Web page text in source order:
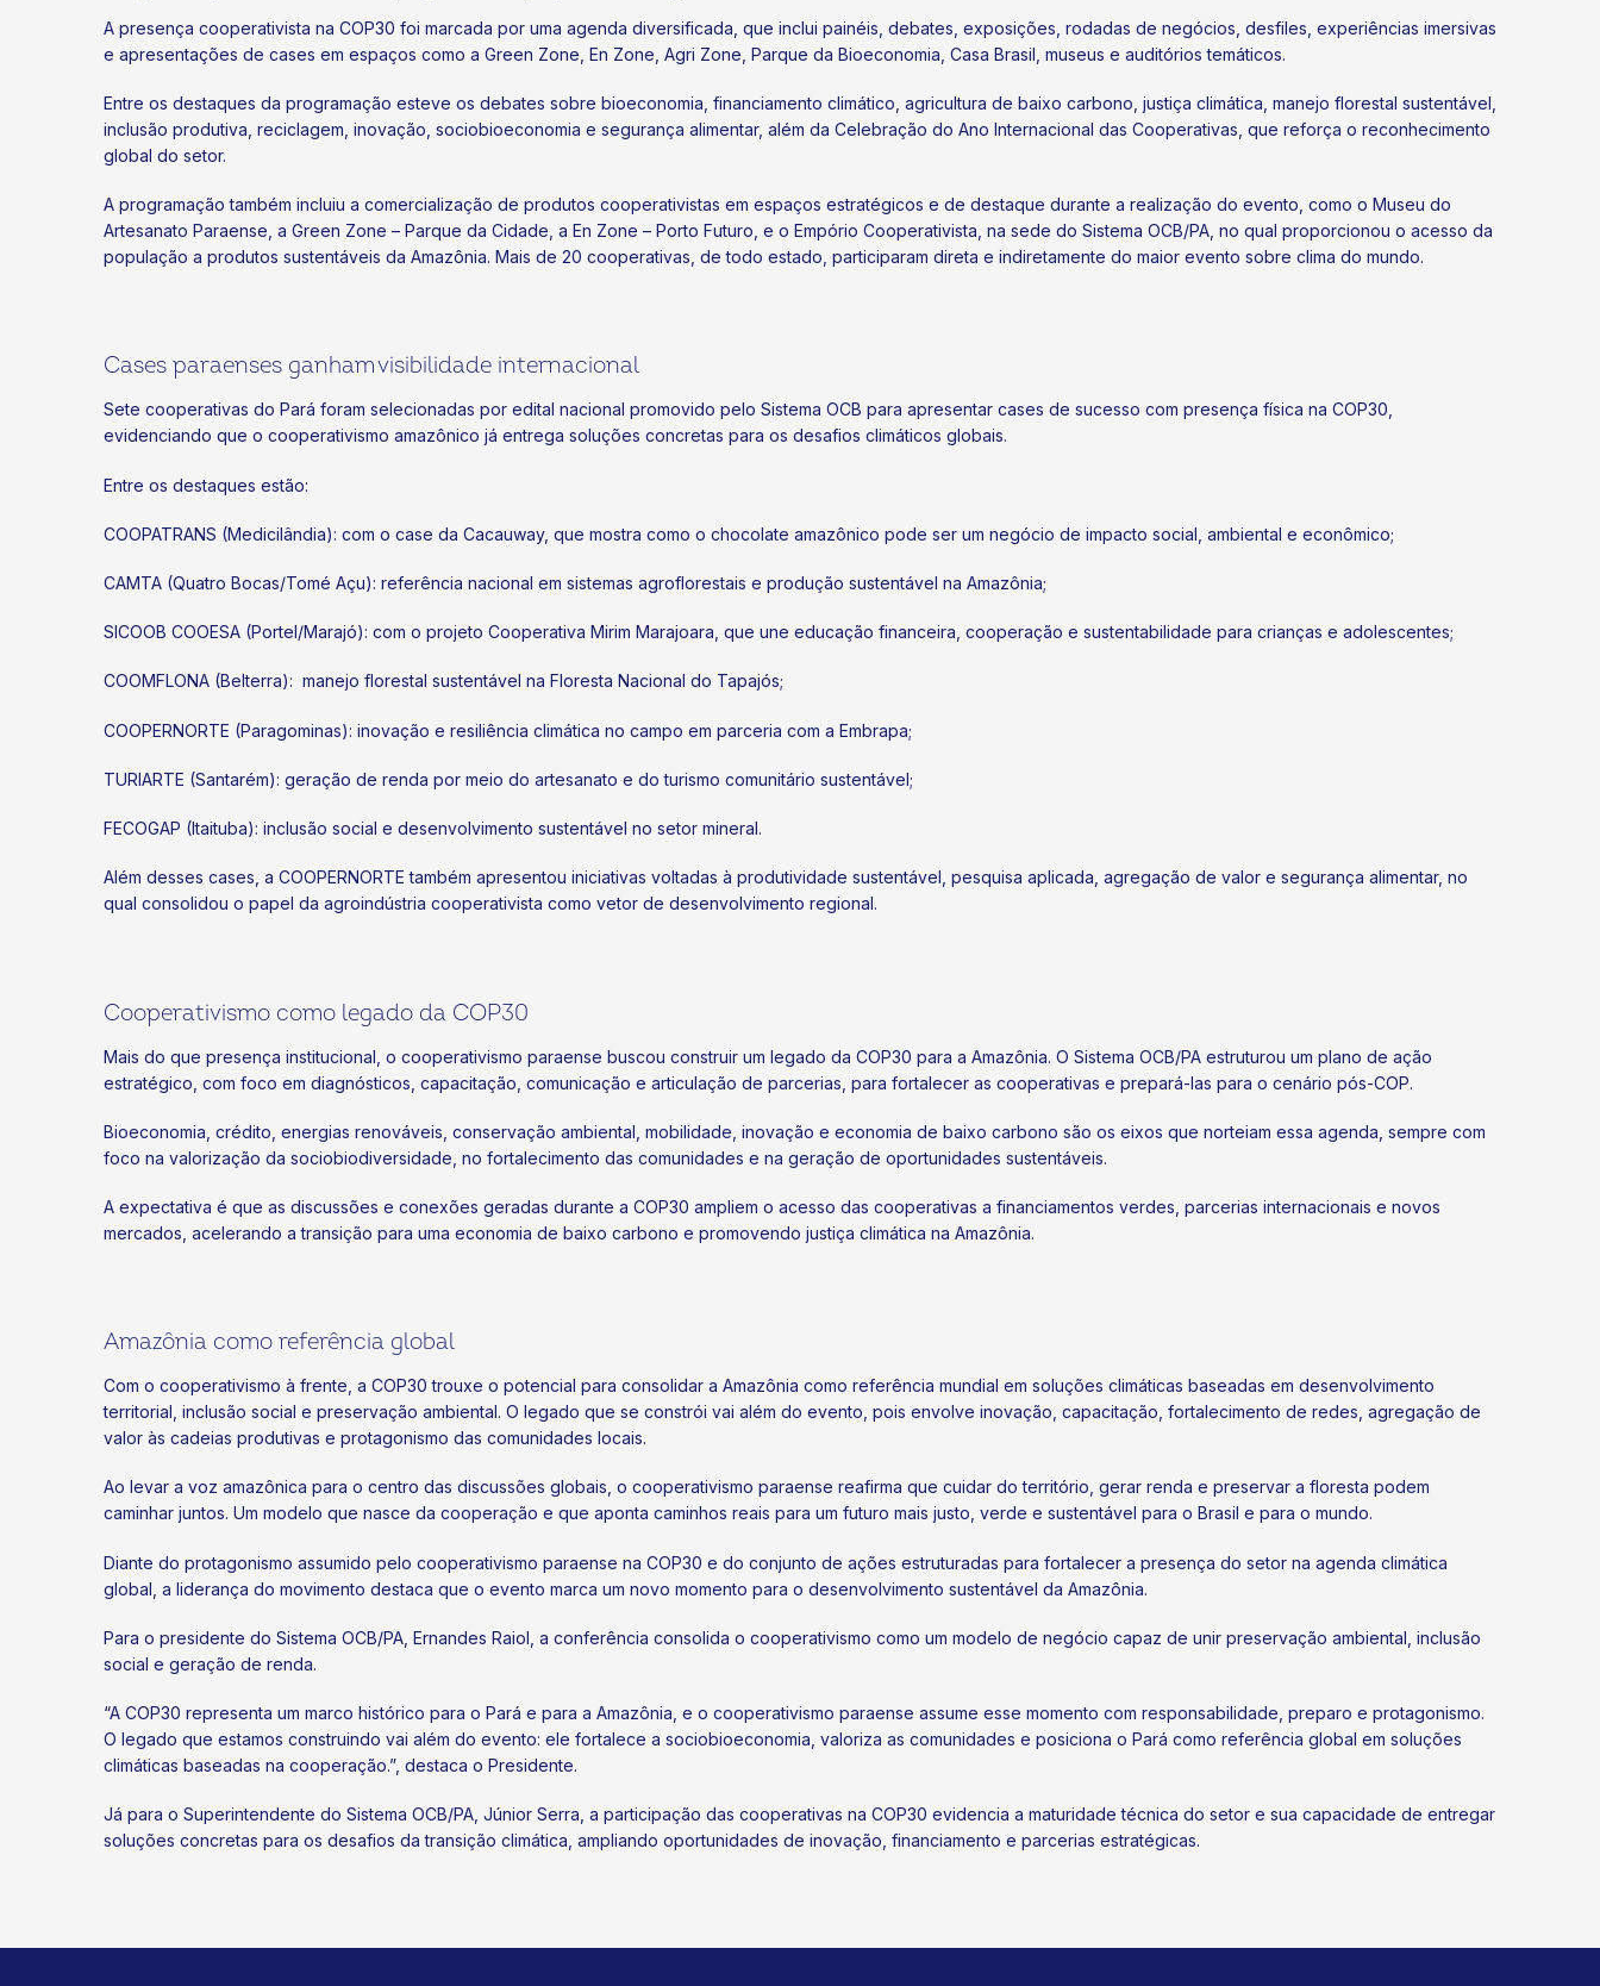
A presença cooperativista na COP30 foi marcada por uma agenda diversificada, que inclui painéis, debates, exposições, rodadas de negócios, desfiles, experiências imersivas
e apresentações de cases em espaços como a Green Zone, En Zone, Agri Zone, Parque da Bioeconomia, Casa Brasil, museus e auditórios temáticos.
Entre os destaques da programação esteve os debates sobre bioeconomia, financiamento climático, agricultura de baixo carbono, justiça climática, manejo florestal sustentável,
inclusão produtiva, reciclagem, inovação, sociobioeconomia e segurança alimentar, além da Celebração do Ano Internacional das Cooperativas, que reforça o reconhecimento
global do setor.
A programação também incluiu a comercialização de produtos cooperativistas em espaços estratégicos e de destaque durante a realização do evento, como o Museu do
Artesanato Paraense, a Green Zone – Parque da Cidade, a En Zone – Porto Futuro, e o Empório Cooperativista, na sede do Sistema OCB/PA, no qual proporcionou o acesso da
população a produtos sustentáveis da Amazônia. Mais de 20 cooperativas, de todo estado, participaram direta e indiretamente do maior evento sobre clima do mundo.
Cases paraenses ganham visibilidade internacional
Sete cooperativas do Pará foram selecionadas por edital nacional promovido pelo Sistema OCB para apresentar cases de sucesso com presença física na COP30,
evidenciando que o cooperativismo amazônico já entrega soluções concretas para os desafios climáticos globais.
Entre os destaques estão:
COOPATRANS (Medicilândia): com o case da Cacauway, que mostra como o chocolate amazônico pode ser um negócio de impacto social, ambiental e econômico;
CAMTA (Quatro Bocas/Tomé Açu): referência nacional em sistemas agroflorestais e produção sustentável na Amazônia;
SICOOB COOESA (Portel/Marajó): com o projeto Cooperativa Mirim Marajoara, que une educação financeira, cooperação e sustentabilidade para crianças e adolescentes;
COOMFLONA (Belterra): manejo florestal sustentável na Floresta Nacional do Tapajós;
COOPERNORTE (Paragominas): inovação e resiliência climática no campo em parceria com a Embrapa;
TURIARTE (Santarém): geração de renda por meio do artesanato e do turismo comunitário sustentável;
FECOGAP (Itaituba): inclusão social e desenvolvimento sustentável no setor mineral.
Além desses cases, a COOPERNORTE também apresentou iniciativas voltadas à produtividade sustentável, pesquisa aplicada, agregação de valor e segurança alimentar, no
qual consolidou o papel da agroindústria cooperativista como vetor de desenvolvimento regional.
Cooperativismo como legado da COP30
Mais do que presença institucional, o cooperativismo paraense buscou construir um legado da COP30 para a Amazônia. O Sistema OCB/PA estruturou um plano de ação
estratégico, com foco em diagnósticos, capacitação, comunicação e articulação de parcerias, para fortalecer as cooperativas e prepará-las para o cenário pós-COP.
Bioeconomia, crédito, energias renováveis, conservação ambiental, mobilidade, inovação e economia de baixo carbono são os eixos que norteiam essa agenda, sempre com
foco na valorização da sociobiodiversidade, no fortalecimento das comunidades e na geração de oportunidades sustentáveis.
A expectativa é que as discussões e conexões geradas durante a COP30 ampliem o acesso das cooperativas a financiamentos verdes, parcerias internacionais e novos
mercados, acelerando a transição para uma economia de baixo carbono e promovendo justiça climática na Amazônia.
Amazônia como referência global
Com o cooperativismo à frente, a COP30 trouxe o potencial para consolidar a Amazônia como referência mundial em soluções climáticas baseadas em desenvolvimento
territorial, inclusão social e preservação ambiental. O legado que se constrói vai além do evento, pois envolve inovação, capacitação, fortalecimento de redes, agregação de
valor às cadeias produtivas e protagonismo das comunidades locais.
Ao levar a voz amazônica para o centro das discussões globais, o cooperativismo paraense reafirma que cuidar do território, gerar renda e preservar a floresta podem
caminhar juntos. Um modelo que nasce da cooperação e que aponta caminhos reais para um futuro mais justo, verde e sustentável para o Brasil e para o mundo.
Diante do protagonismo assumido pelo cooperativismo paraense na COP30 e do conjunto de ações estruturadas para fortalecer a presença do setor na agenda climática
global, a liderança do movimento destaca que o evento marca um novo momento para o desenvolvimento sustentável da Amazônia.
Para o presidente do Sistema OCB/PA, Ernandes Raiol, a conferência consolida o cooperativismo como um modelo de negócio capaz de unir preservação ambiental, inclusão
social e geração de renda.
“A COP30 representa um marco histórico para o Pará e para a Amazônia, e o cooperativismo paraense assume esse momento com responsabilidade, preparo e protagonismo.
O legado que estamos construindo vai além do evento: ele fortalece a sociobioeconomia, valoriza as comunidades e posiciona o Pará como referência global em soluções
climáticas baseadas na cooperação.”, destaca o Presidente.
Já para o Superintendente do Sistema OCB/PA, Júnior Serra, a participação das cooperativas na COP30 evidencia a maturidade técnica do setor e sua capacidade de entregar
soluções concretas para os desafios da transição climática, ampliando oportunidades de inovação, financiamento e parcerias estratégicas.